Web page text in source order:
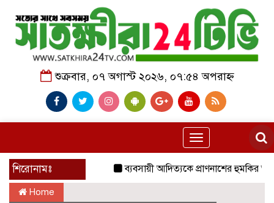
শুক্রবার, ০৭ অগাস্ট ২০২৬, ০৭:৫৪ অপরাহ্ন
Toggle
navigation
শিরোনামঃ
ব্যবসায়ী আদিত্যকে প্রাণনাশের হুমকির
Home